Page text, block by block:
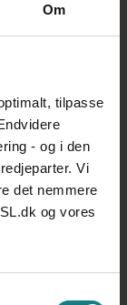
Om
tilpasse
- og i den
Vi
det nemmere
og vores